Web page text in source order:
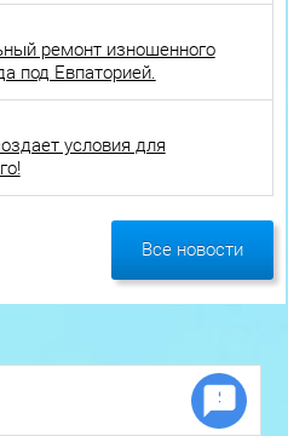
ремонт изношенного
под Евпаторией.
условия для
Все новости